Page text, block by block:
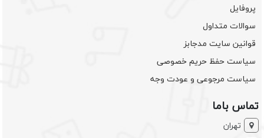
پروفایل
سوالات متداول
قوانین سایت مدجابز
سیاست حفظ حریم خصوصی
سیاست مرجوعی و عودت وجه
تماس باما
تهران